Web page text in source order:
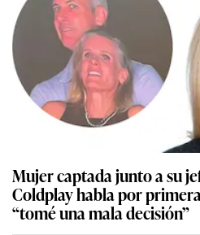
Mujer captada junto a su
Coldplay habla por
“tomé una mala decisión”